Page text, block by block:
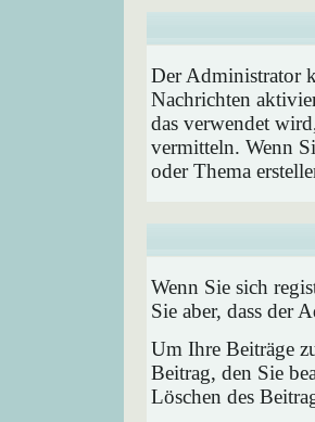
Der Administrator
Nachrichten
das verwendet
vermitteln. Wenn
oder Thema
Wenn Sie sich
Sie aber, dass der
Um Ihre Beiträge
Beitrag, den Sie
Löschen des